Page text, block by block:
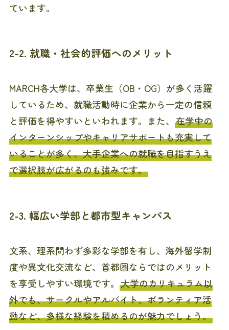
ています。
2-2. 就職・社会的評価へのメリット
MARCH各大学は、卒業生（OB・OG）が多く活躍
しているため、就職活動時に企業から一定の信頼
と評価を得やすいといわれます。また、 在学中の
インターンシップやキャリアサポートも充実して
いることが多く、大手企業への就職を目指すうえ
で選択肢が広がるのも強みです。
2-3. 幅広い学部と都市型キャンパス
文系、理系問わず多彩な学部を有し、海外留学制
度や異文化交流など、首都圏ならではのメリット
を享受しやすい環境です。 大学のカリキュラム以
外でも、サークルやアルバイト、ボランティア活
動など、多様な経験を積めるのが魅力でしょう。